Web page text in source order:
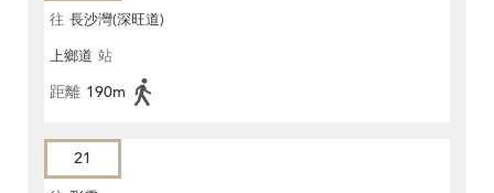
往 長沙灣(深旺道)
上鄉道 站
距離 190m
21